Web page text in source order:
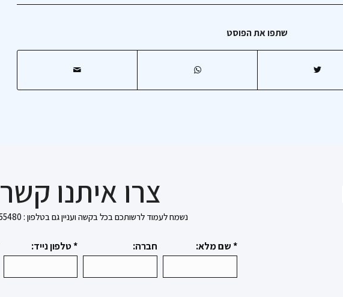
שתפו את הפוסט
צרו איתנו קשר
נשמח לעמוד לרשותכם בכל בקשה ועניין גם בטלפון : 07-95555480
* שם מלא: חברה: * טלפון נייד: